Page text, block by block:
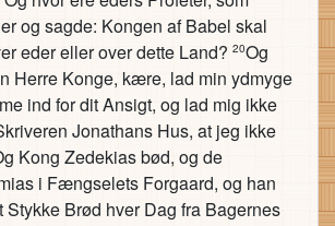
og sagde: Kongen af Babel skal
eder eller over dette Land? 20Og
Herre Konge, kære, lad min ydmyge
ind for dit Ansigt, og lad mig ikke
Jonathans Hus, at jeg ikke
Kong Zedekias bød, og de
i Fængselets Forgaard, og han
Stykke Brød hver Dag fra Bagernes